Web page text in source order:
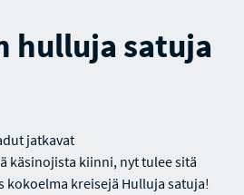
hulluja satuja
jatkavat
käsinojista kiinni, nyt tulee sitä
kokoelma kreisejä Hulluja satuja!